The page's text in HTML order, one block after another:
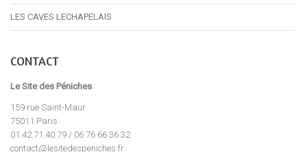
LES CAVES LECHAPELAIS
CONTACT
Le Site des Péniches
159 rue Saint-Maur
75011 Paris
01.42.71.40.79 / 06 76 66 36 32
contact@lesitedespeniches.fr